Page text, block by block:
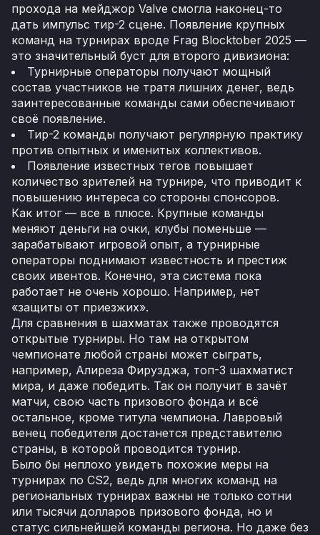
прохода на мейджор Valve смогла наконец-то
дать импульс тир-2 сцене. Появление крупных
команд на турнирах вроде Frag Blocktober 2025 —
это значительный буст для второго дивизиона:
Турнирные операторы получают мощный
состав участников не тратя лишних денег, ведь
заинтересованные команды сами обеспечивают
своё появление.
Тир-2 команды получают регулярную практику
против опытных и именитых коллективов.
Появление известных тегов повышает
количество зрителей на турнире, что приводит к
повышению интереса со стороны спонсоров.
Как итог — все в плюсе. Крупные команды
меняют деньги на очки, клубы поменьше —
зарабатывают игровой опыт, а турнирные
операторы поднимают известность и престиж
своих ивентов. Конечно, эта система пока
работает не очень хорошо. Например, нет
«защиты от приезжих».
Для сравнения в шахматах также проводятся
открытые турниры. Но там на открытом
чемпионате любой страны может сыграть,
например, Алиреза Фирузджа, топ-3 шахматист
мира, и даже победить. Так он получит в зачёт
матчи, свою часть призового фонда и всё
остальное, кроме титула чемпиона. Лавровый
венец победителя достанется представителю
страны, в которой проводится турнир.
Было бы неплохо увидеть похожие меры на
турнирах по CS2, ведь для многих команд на
региональных турнирах важны не только сотни
или тысячи долларов призового фонда, но и
статус сильнейшей команды региона. Но даже без